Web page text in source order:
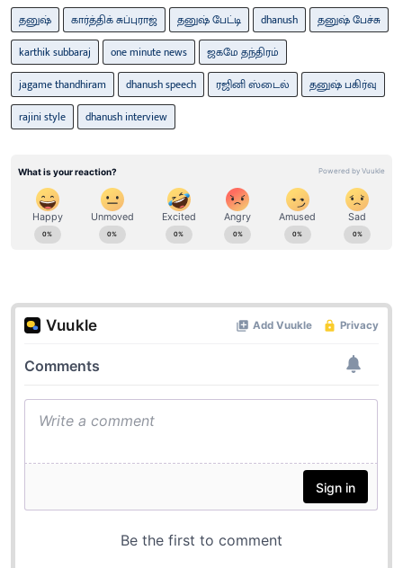
தனுஷ் கார்த்திக் சுப்புராஜ் தனுஷ் பேட்டி dhanush
தனுஷ் பேச்சு
karthik subbaraj
one minute news
ஜகமே தந்திரம்
jagame thandhiram
dhanush speech ரஜினி ஸ்டைல்
தனுஷ் பகிர்வு
rajini style
dhanush interview